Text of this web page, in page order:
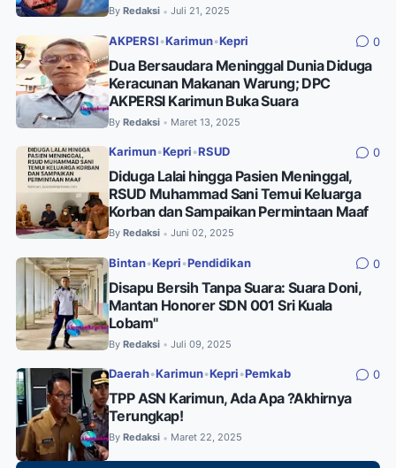
By Redaksi • Juli 21, 2025
AKPERSI •Karimun•Kepri 0
Dua Bersaudara Meninggal Dunia Diduga
Keracunan Makanan Warung; DPC
AKPERSI Karimun Buka Suara
By Redaksi • Maret 13, 2025
Karimun•Kepri •RSUD 0
Diduga Lalai hingga Pasien Meninggal,
RSUD Muhammad Sani Temui Keluarga
Korban dan Sampaikan Permintaan Maaf
By Redaksi • Juni 02, 2025
Bintan•Kepri •Pendidikan 0
Disapu Bersih Tanpa Suara: Suara Doni,
Mantan Honorer SDN 001 Sri Kuala
Lobam"
By Redaksi • Juli 09, 2025
Daerah•Karimun•Kepri •Pemkab 0
TPP ASN Karimun, Ada Apa ?Akhirnya
Terungkap!
By Redaksi • Maret 22, 2025